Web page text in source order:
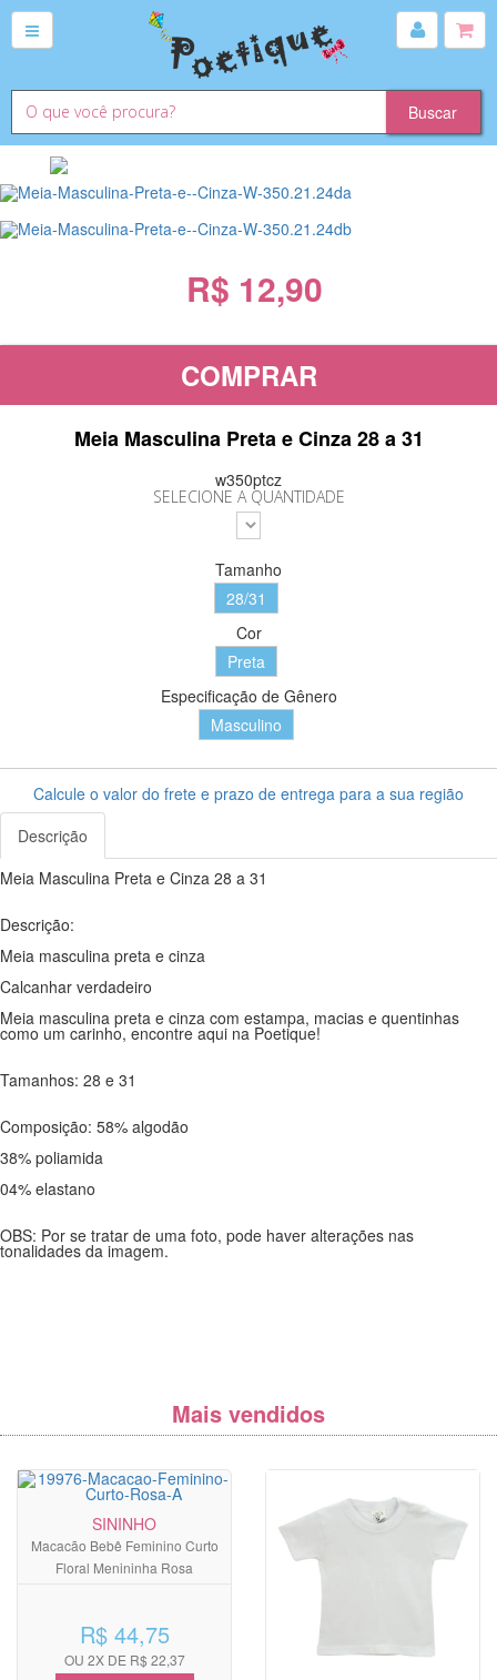
R$ 12,90
COMPRAR
Meia Masculina Preta e Cinza 28 a 31
w350ptcz
SELECIONE A QUANTIDADE
Tamanho
28/31
Cor
Preta
Especificação de Gênero
Masculino
Calcule o valor do frete e prazo de entrega para a sua região
Descrição
Meia Masculina Preta e Cinza 28 a 31
Descrição:
Meia masculina preta e cinza
Calcanhar verdadeiro
Meia masculina preta e cinza com estampa, macias e quentinhas
como um carinho, encontre aqui na Poetique!
Tamanhos: 28 e 31
Composição: 58% algodão
38% poliamida
04% elastano
OBS: Por se tratar de uma foto, pode haver alterações nas
tonalidades da imagem.
Mais vendidos
SININHO
Macacão Bebê Feminino Curto
Floral Menininha Rosa
R$ 44,75
OU 2X DE R$ 22,37